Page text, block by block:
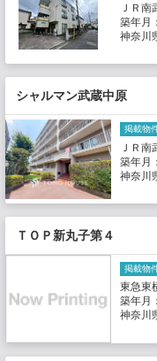
ＪＲ
築年月
神奈川
シャルマン武蔵中原
掲載物
ＪＲ
築年月
神奈川
ＴＯＰ新丸子第４
掲載物
東急東
築年月
神奈川